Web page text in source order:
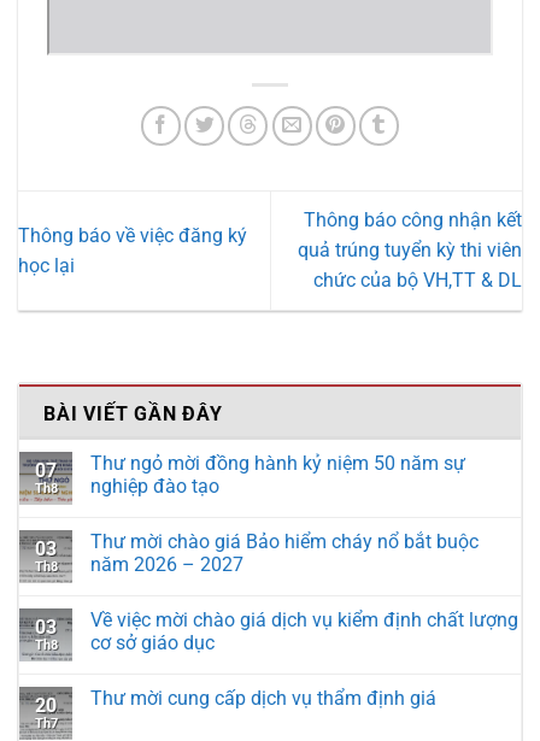
Thông báo về việc đăng ký
học lại
Thông báo công nhận kết
quả trúng tuyển kỳ thi viên
chức của bộ VH,TT & DL
BÀI VIẾT GẦN ĐÂY
07
Th8
Thư ngỏ mời đồng hành kỷ niệm 50 năm sự
nghiệp đào tạo
03
Th8
Thư mời chào giá Bảo hiểm cháy nổ bắt buộc
năm 2026 – 2027
03
Th8
Về việc mời chào giá dịch vụ kiểm định chất lượng
cơ sở giáo dục
20
Th7
Thư mời cung cấp dịch vụ thẩm định giá